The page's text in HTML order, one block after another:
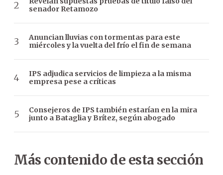
senador Retamozo
Anuncian lluvias con tormentas para este
miércoles y la vuelta del frío el fin de semana
IPS adjudica servicios de limpieza a la misma
empresa pese a críticas
Consejeros de IPS también estarían en la mira
junto a Bataglia y Brítez, según abogado
Más contenido de esta sección